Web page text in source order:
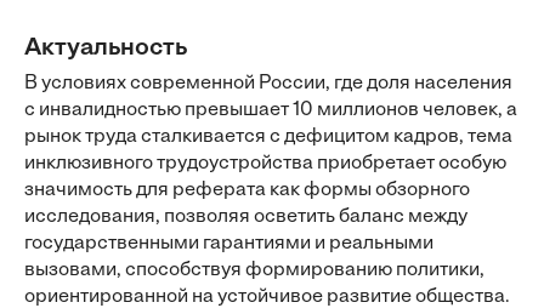
Актуальность
В условиях современной России, где доля населения
с инвалидностью превышает 10 миллионов человек, а
рынок труда сталкивается с дефицитом кадров, тема
инклюзивного трудоустройства приобретает особую
значимость для реферата как формы обзорного
исследования, позволяя осветить баланс между
государственными гарантиями и реальными
вызовами, способствуя формированию политики,
ориентированной на устойчивое развитие общества.